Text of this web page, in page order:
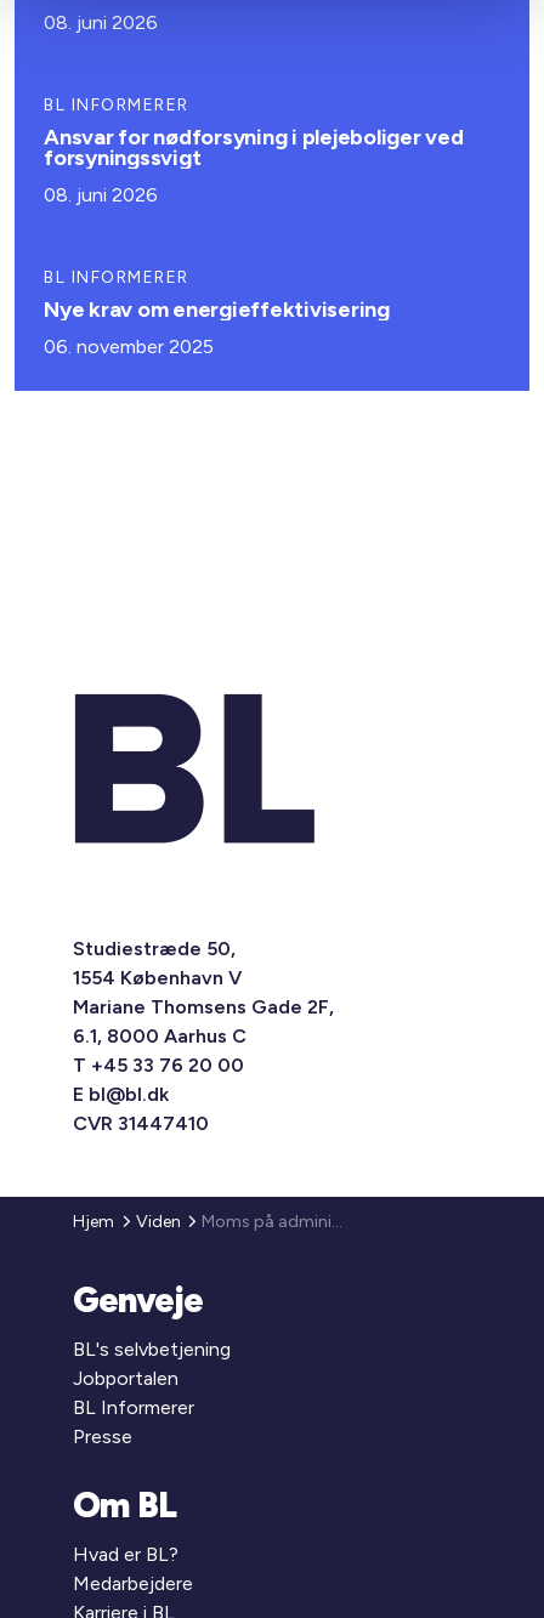
08. juni 2026
BL INFORMERER
Ansvar for nødforsyning i plejeboliger ved
forsyningssvigt
08. juni 2026
BL INFORMERER
Nye krav om energieffektivisering
06. november 2025
Studiestræde 50,
1554 København V
Mariane Thomsens Gade 2F,
6.1, 8000 Aarhus C
T +45 33 76 20 00
E bl@bl.dk
CVR 31447410
Hjem Viden Moms på administration
Genveje
BL's selvbetjening
Jobportalen
BL Informerer
Presse
Om BL
Hvad er BL?
Medarbejdere
Karriere i BL